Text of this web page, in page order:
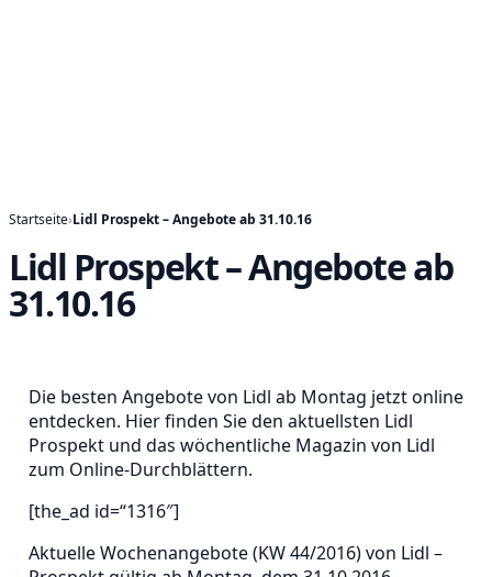
Startseite›Lidl Prospekt – Angebote ab 31.10.16
Lidl Prospekt – Angebote ab
31.10.16
Die besten Angebote von Lidl ab Montag jetzt online
entdecken. Hier finden Sie den aktuellsten Lidl
Prospekt und das wöchentliche Magazin von Lidl
zum Online-Durchblättern.
[the_ad id=“1316″]
Aktuelle Wochenangebote (KW 44/2016) von Lidl –